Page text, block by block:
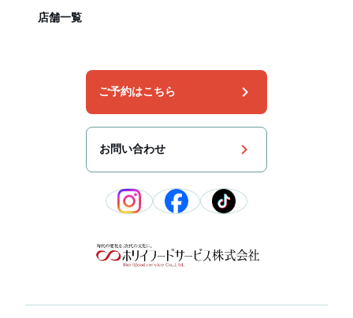
店舗一覧
ご予約はこちら chevron_right
お問い合わせ chevron_right